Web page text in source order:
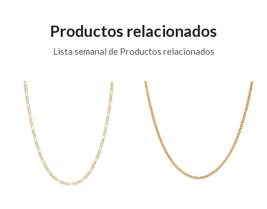
Productos relacionados
Lista semanal de Productos relacionados